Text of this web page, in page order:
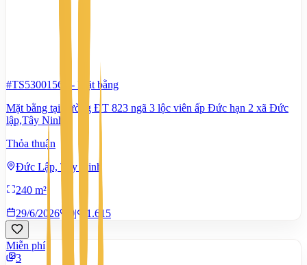
#TS53001563 - Mặt bằng
Mặt bằng tại đường ĐT 823 ngã 3 lộc viên ấp Đức hạn 2 xã Đức
lập,Tây Ninh
Thỏa thuận
Đức Lập, Tây Ninh
240 m²
29/6/2026
0| 1.615
Miễn phí
3